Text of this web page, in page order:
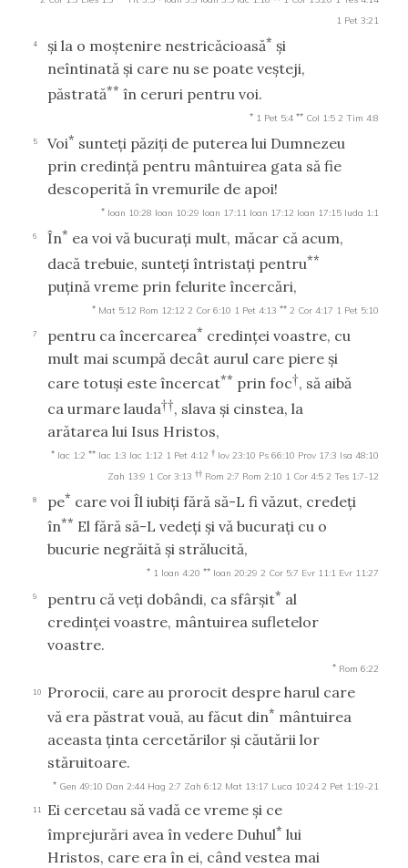
1 Pet 3:21
4 şi la o moştenire nestricăcioasă* şi
neîntinată şi care nu se poate veşteji,
păstrată** în ceruri pentru voi.
* 1 Pet 5:4 ** Col 1:5 2 Tim 4:8
5 Voi* sunteţi păziţi de puterea lui Dumnezeu
prin credinţă pentru mântuirea gata să fie
descoperită în vremurile de apoi!
* Ioan 10:28 Ioan 10:29 Ioan 17:11 Ioan 17:12 Ioan 17:15 Iuda 1:1
6 În* ea voi vă bucuraţi mult, măcar că acum,
dacă trebuie, sunteţi întristaţi pentru**
puţină vreme prin felurite încercări,
* Mat 5:12 Rom 12:12 2 Cor 6:10 1 Pet 4:13 ** 2 Cor 4:17 1 Pet 5:10
7 pentru ca încercarea* credinţei voastre, cu
mult mai scumpă decât aurul care piere şi
care totuşi este încercat** prin foc†, să aibă
ca urmare lauda††, slava şi cinstea, la
arătarea lui Isus Hristos,
* Iac 1:2 ** Iac 1:3 Iac 1:12 1 Pet 4:12 † Iov 23:10 Ps 66:10 Prov 17:3 Isa 48:10
Zah 13:9 1 Cor 3:13 †† Rom 2:7 Rom 2:10 1 Cor 4:5 2 Tes 1:7-12
8 pe* care voi Îl iubiţi fără să-L fi văzut, credeţi
în** El fără să-L vedeţi şi vă bucuraţi cu o
bucurie negrăită şi strălucită,
* 1 Ioan 4:20 ** Ioan 20:29 2 Cor 5:7 Evr 11:1 Evr 11:27
9 pentru că veţi dobândi, ca sfârşit* al
credinţei voastre, mântuirea sufletelor
voastre.
* Rom 6:22
10
Prorocii, care au prorocit despre harul care
vă era păstrat vouă, au făcut din* mântuirea
aceasta ţinta cercetărilor şi căutării lor
stăruitoare.
* Gen 49:10 Dan 2:44 Hag 2:7 Zah 6:12 Mat 13:17 Luca 10:24 2 Pet 1:19-21
11
Ei cercetau să vadă ce vreme şi ce
împrejurări avea în vedere Duhul* lui
Hristos, care era în ei, când vestea mai